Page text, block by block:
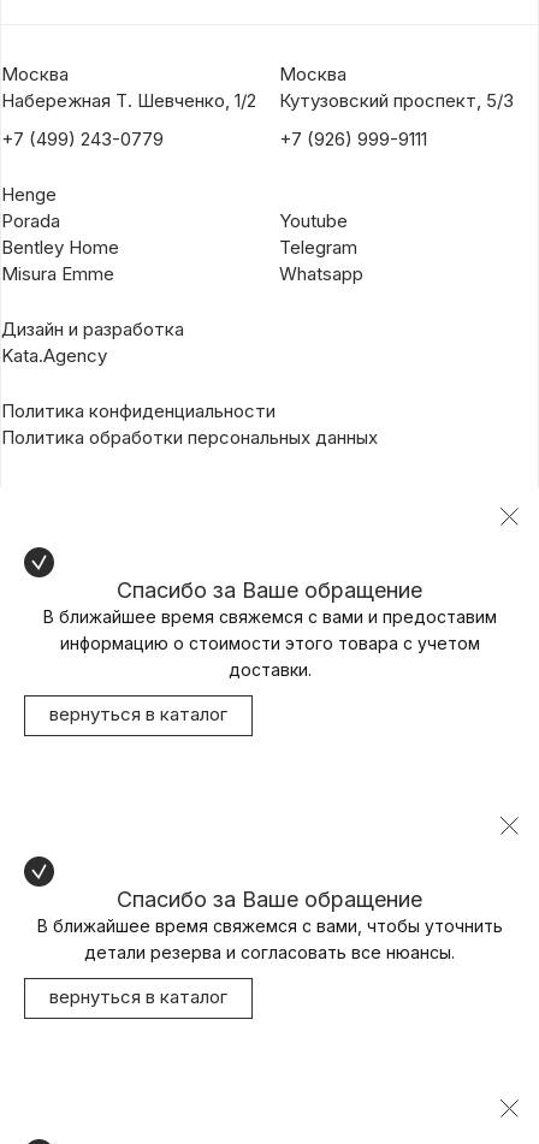
Москва
Набережная Т. Шевченко, 1/2
+7 (499) 243-0779
Москва
Кутузовский проспект, 5/3
+7 (926) 999-9111
Henge
Porada
Bentley Home
Misura Emme
Youtube
Telegram
Whatsapp
Дизайн и разработка
Kata.Agency
Политика конфиденциальности
Политика обработки персональных данных
Спасибо за Ваше обращение
В ближайшее время свяжемся с вами и предоставим
информацию о стоимости этого товара с учетом
доставки.
вернуться в каталог
Спасибо за Ваше обращение
В ближайшее время свяжемся с вами, чтобы уточнить
детали резерва и согласовать все нюансы.
вернуться в каталог